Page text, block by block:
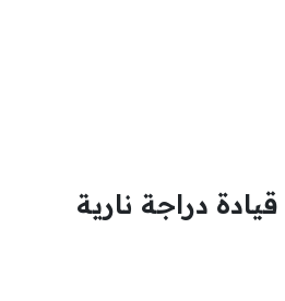
دراجة نارية